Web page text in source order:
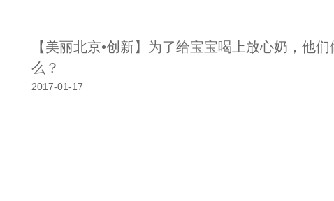
【美丽北京•创新】为了给宝宝喝上放心奶，他
么？
2017-01-17